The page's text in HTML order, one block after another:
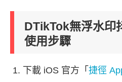
DTikTok無浮水印
使用步驟
下載 iOS 官方「 捷徑